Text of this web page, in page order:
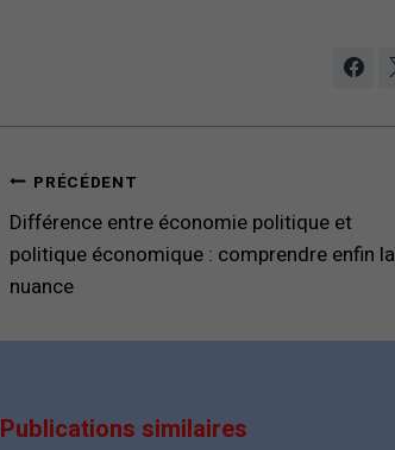
Navigation
de
l’article
PRÉCÉDENT
Différence entre économie politique et
politique économique : comprendre enfin la
nuance
Publications similaires